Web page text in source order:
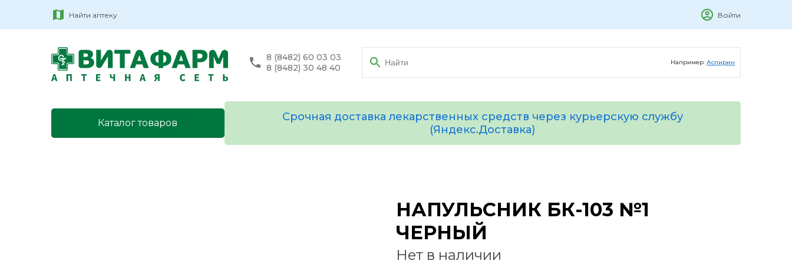
Найти аптеку Войти
8 (8482) 60 03 03
8 (8482) 30 48 40
Например: Аспирин
Каталог товаров
Срочная доставка лекарственных средств через курьерскую службу
(Яндекс.Доставка)
НАПУЛЬСНИК БК-103 №1
ЧЕРНЫЙ
Нет в наличии